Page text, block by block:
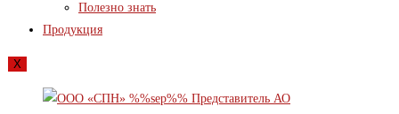
Полезно знать
Продукция
X